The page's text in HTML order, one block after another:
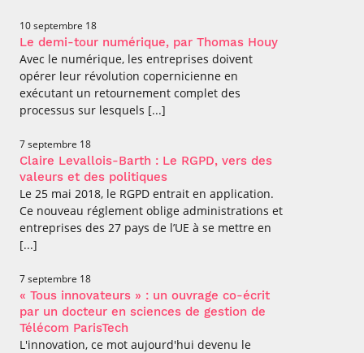
10 septembre 18
Le demi-tour numérique, par Thomas Houy
Avec le numérique, les entreprises doivent
opérer leur révolution copernicienne en
exécutant un retournement complet des
processus sur lesquels [...]
7 septembre 18
Claire Levallois-Barth : Le RGPD, vers des
valeurs et des politiques
Le 25 mai 2018, le RGPD entrait en application.
Ce nouveau réglement oblige administrations et
entreprises des 27 pays de l’UE à se mettre en
[...]
7 septembre 18
« Tous innovateurs » : un ouvrage co-écrit
par un docteur en sciences de gestion de
Télécom ParisTech
L'innovation, ce mot aujourd'hui devenu le